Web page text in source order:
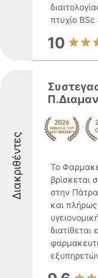
πτυχίο BSc
10
Διακριθέντες
Το
βρίσκεται
στην
και
διατίθεται